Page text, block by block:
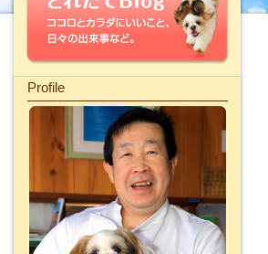
Profile